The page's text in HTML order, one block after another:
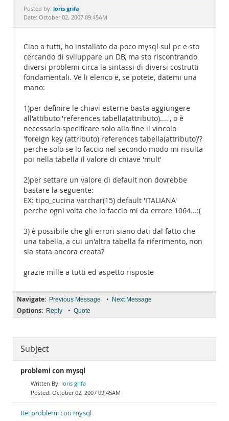
Downloads
Posted by: loris grifa
Date: October 02, 2007 09:45AM
Ciao a tutti, ho installato da poco mysql sul pc e sto
cercando di sviluppare un DB, ma sto riscontrando
diversi problemi circa la sintassi di diversi costrutti
fondamentali. Ve li elenco e, se potete, datemi una
mano:
1)per definire le chiavi esterne basta aggiungere
all'attibuto 'references tabella(attributo)....', o è
necessario specificare solo alla fine il vincolo
'foreign key (attributo) references tabella(attributo)'?
perche solo se lo faccio nel secondo modo mi risulta
poi nella tabella il valore di chiave 'mult'
2)per settare un valore di default non dovrebbe
bastare la seguente:
EX: tipo_cucina varchar(15) default 'ITALIANA'
perche ogni volta che lo faccio mi da errore 1064...:(
3) è possibile che gli errori siano dati dal fatto che
una tabella, a cui un'altra tabella fa riferimento, non
sia stata ancora creata?
grazie mille a tutti ed aspetto risposte
Navigate: Previous Message • Next Message
Options: Reply • Quote
Subject
problemi con mysql
loris grifa
October 02, 2007 09:45AM
Re: problemi con mysql